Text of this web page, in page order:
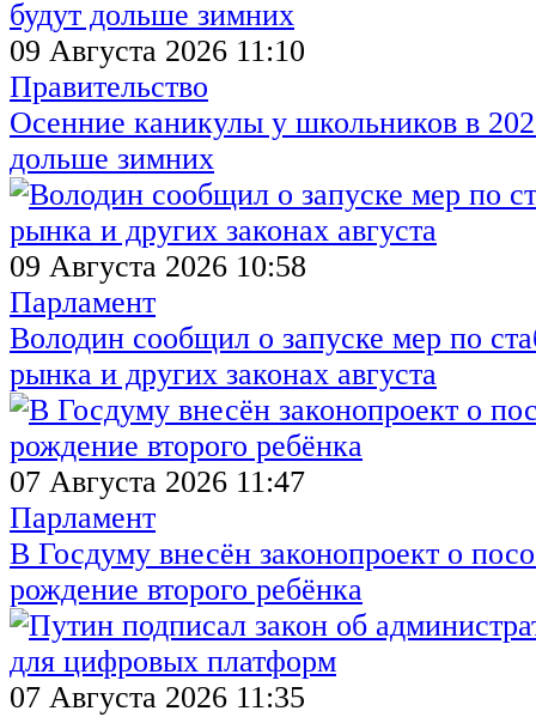
09 Августа 2026 11:10
Правительство
Осенние каникулы у школьников в
дольше зимних
09 Августа 2026 10:58
Парламент
Володин сообщил о запуске мер по
рынка и других законах августа
07 Августа 2026 11:47
Парламент
В Госдуму внесён законопроект о
рождение второго ребёнка
07 Августа 2026 11:35